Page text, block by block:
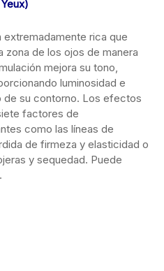
rica que
zona de los ojos de manera
mejora su tono,
luminosidad e
de su contorno. Los efectos
factores de
como las líneas de
de firmeza y elasticidad o
y sequedad. Puede